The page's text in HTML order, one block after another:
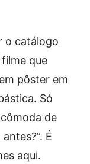
o catálogo
que
pôster em
Só
de
É
aqui.